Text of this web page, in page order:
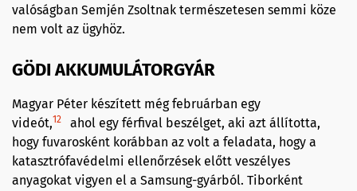
valóságban Semjén Zsoltnak természetesen semmi köze
nem volt az ügyhöz.
GÖDI AKKUMULÁTORGYÁR
Magyar Péter készített még februárban egy
videót,12
ahol egy férfival beszélget, aki azt állította,
hogy fuvarosként korábban az volt a feladata, hogy a
katasztrófavédelmi ellenőrzések előtt veszélyes
anyagokat vigyen el a Samsung-gyárból. Tiborként